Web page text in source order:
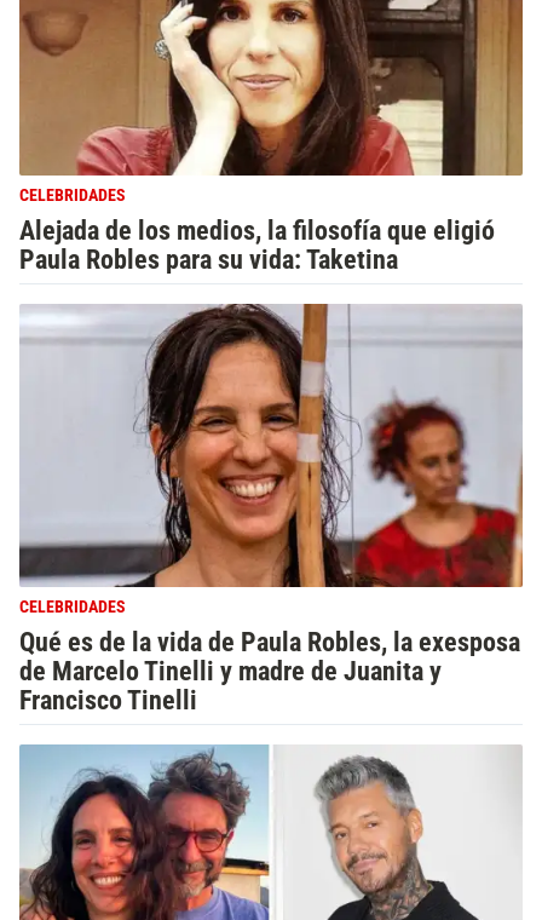
CELEBRIDADES
Alejada de los medios, la filosofía que eligió
Paula Robles para su vida: Taketina
CELEBRIDADES
Qué es de la vida de Paula Robles, la exesposa
de Marcelo Tinelli y madre de Juanita y
Francisco Tinelli